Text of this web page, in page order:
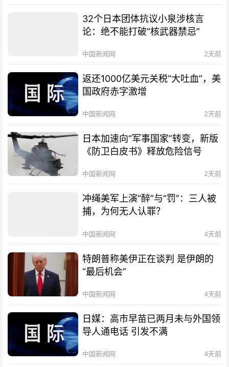
32个日本团体抗议小泉涉核言
论：绝不能打破“核武器禁忌”
中国新闻网 2天前
返还1000亿美元关税“大吐血”，美
国政府赤字激增
中国新闻网 2天前
日本加速向“军事国家”转变，新版
《防卫白皮书》释放危险信号
中国新闻网 2天前
冲绳美军上演“醉”与“罚”：三人被
捕，为何无人认罪？
中国新闻网 4天前
特朗普称美伊正在谈判 是伊朗的
“最后机会”
中国新闻网 4天前
日媒：高市早苗已两月未与外国领
导人通电话 引发不满
中国新闻网 4天前